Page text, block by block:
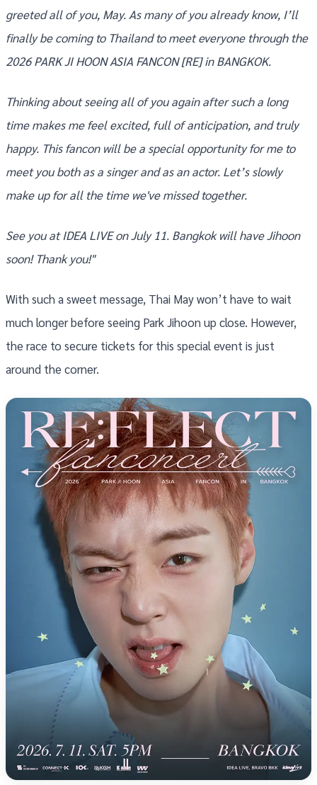
greeted all of you, May. As many of you already know, I’ll
finally be coming to Thailand to meet everyone through the
2026 PARK JI HOON ASIA FANCON [RE] in BANGKOK.
Thinking about seeing all of you again after such a long
time makes me feel excited, full of anticipation, and truly
happy. This fancon will be a special opportunity for me to
meet you both as a singer and as an actor. Let’s slowly
make up for all the time we've missed together.
See you at IDEA LIVE on July 11. Bangkok will have Jihoon
soon! Thank you!"
With such a sweet message, Thai May won’t have to wait
much longer before seeing Park Jihoon up close. However,
the race to secure tickets for this special event is just
around the corner.